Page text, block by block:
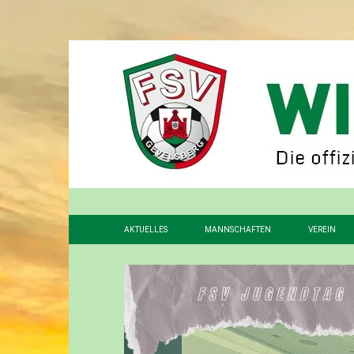
AKTUELLES MANNSCHAFTEN
2. MANNSCHAFT
3. MANNSCHAFT
ALTHERREN
VEREIN
STADION